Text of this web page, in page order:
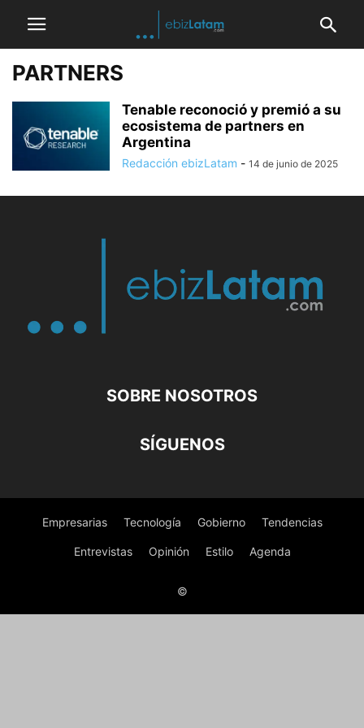
PARTNERS
Tenable reconoció y premió a su
ecosistema de partners en
Argentina
Redacción ebizLatam - 14 de junio de 2025
SOBRE NOSOTROS
SÍGUENOS
Empresarias Tecnología Gobierno Tendencias
Entrevistas Opinión Estilo Agenda
©